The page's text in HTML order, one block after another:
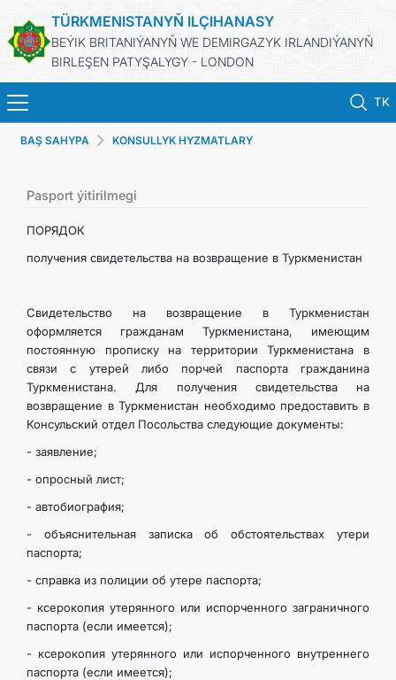
TÜRKMENISTANYŇ ILÇIHANASY
BEÝIK BRITANIÝANYŇ WE DEMIRGAZYK IRLANDIÝANYŇ
BIRLEŞEN PATYŞALYGY - LONDON
TK
BAŞ SAHYPA
DIM
PEÝDALY SAÝTLAR
ARAGATNAŞYK
BAŞ SAHYPA KONSULLYK HYZMATLARY
Pasport ýitirilmegi
ПОРЯДОК
получения свидетельства на возвращение в Туркменистан
Свидетельство на возвращение в Туркменистан
оформляется гражданам Туркменистана, имеющим
постоянную прописку на территории Туркменистана в
связи с утерей либо порчей паспорта гражданина
Туркменистана. Для получения свидетельства на
возвращение в Туркменистан необходимо предоставить в
Консульский отдел Посольства следующие документы:
- заявление;
- опросный лист;
- автобиография;
- объяснительная записка об обстоятельствах утери
паспорта;
- справка из полиции об утере паспорта;
- ксерокопия утерянного или испорченного заграничного
паспорта (если имеется);
- ксерокопия утерянного или испорченного внутреннего
паспорта (если имеется);